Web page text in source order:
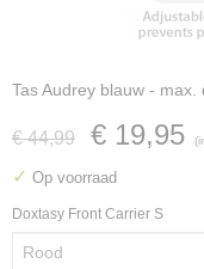
Tas Audrey blauw -
€ 44,99 € 19,95
✓ Op voorraad
Doxtasy Front Carrier S